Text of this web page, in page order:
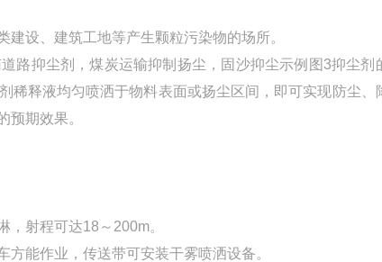
设、建筑工地等产生颗粒污染物的场所。
路抑尘剂，煤炭运输抑制扬尘，固沙抑尘示例图3抑尘剂
稀释液均匀喷洒于物料表面或扬尘区间，即可实现防尘、
预期效果。
射程可达18～200m。
能作业，传送带可安装干雾喷洒设备。